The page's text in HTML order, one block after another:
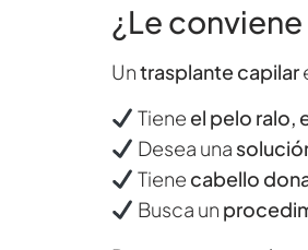
¿Le
Untrasplante capilar
Tiene el pelo ralo,
Desea una
Tiene cabello
Busca un